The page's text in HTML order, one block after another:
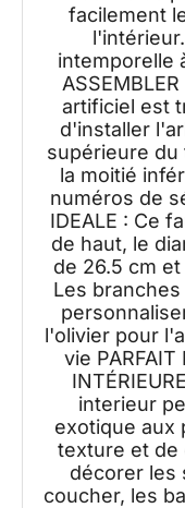
facilement
intemporelle
artificiel est
d'installer
supérieure
la moitié
numéros de
IDEALE : Ce
de haut, le
de 26.5 cm
Les
l'olivier pour
vie PARFAIT
interieur
exotique aux
texture et de
décorer les
coucher, les